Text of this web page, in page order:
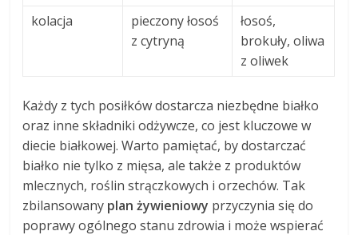
kolacja
pieczony łosoś
z cytryną
łosoś,
brokuły, oliwa
z oliwek
Każdy z tych posiłków dostarcza niezbędne białko
oraz inne składniki odżywcze, co jest kluczowe w
diecie białkowej. Warto pamiętać, by dostarczać
białko nie tylko z mięsa, ale także z produktów
mlecznych, roślin strączkowych i orzechów. Tak
zbilansowany plan żywieniowy przyczynia się do
poprawy ogólnego stanu zdrowia i może wspierać